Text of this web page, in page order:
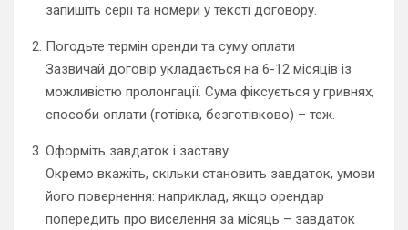
запишіть серії та номери у тексті договору.
Погодьте термін оренди та суму оплати
Зазвичай договір укладається на 6-12 місяців із
можливістю пролонгації. Сума фіксується у гривнях,
способи оплати (готівка, безготівково) – теж.
Оформіть завдаток і заставу
Окремо вкажіть, скільки становить завдаток, умови
його повернення: наприклад, якщо орендар
попередить про виселення за місяць – завдаток